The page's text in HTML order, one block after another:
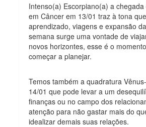
Intenso(a) Escorpiano(a) a
em Câncer em 13/01 traz à tona
aprendizado, viagens e expansão
semana surge uma vontade de
novos horizontes, esse é o
começar a planejar.
Temos também a quadratura
14/01 que pode levar a um
finanças ou no campo dos
atenção para não gastar mais do
idealizar demais suas relações.